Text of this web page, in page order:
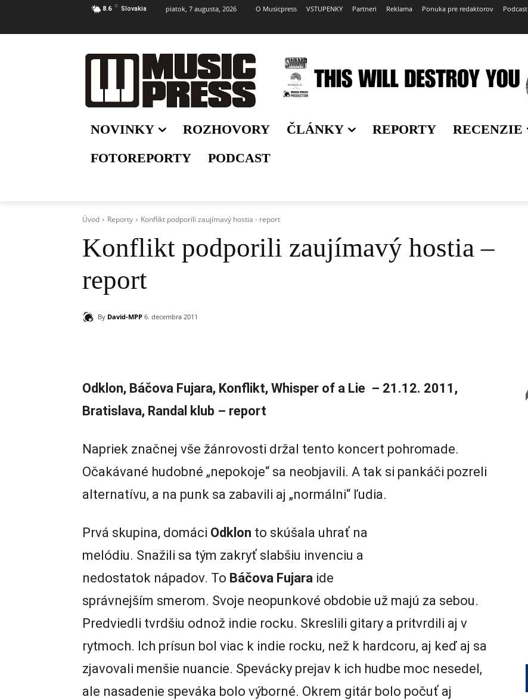
8.6 C Slovakia piatok, 7 augusta, 2026 O Musicpress VSTUPENKY Partneri Reklama Ponuka pre redaktorov Podcast
NOVINKY ROZHOVORY ČLÁNKY REPORTY RECENZIE
FOTOREPORTY
PODCAST
Úvod Reporty Konflikt podporili zaujímavý hostia - report
Konflikt podporili zaujímavý hostia –
report
By David-MPP 6. decembra 2011
Odklon, Báčova Fujara, Konflikt, Whisper of a Lie – 21.12. 2011,
Bratislava, Randal klub – report
Napriek značnej vše žánrovosti držal tento koncert pohromade.
Očakávané hudobné „nepokoje“ sa neobjavili. A tak si pankáči pozreli
alternatívu, a na punk sa zabavili aj „normálni“ ľudia.
Prvá skupina, domáci Odklon to skúšala uhrať na
melódiu. Snažili sa tým zakryť slabšiu invenciu a
nedostatok nápadov. To Báčova Fujara ide
správnejším smerom. Svoje neopunkové obdobie už majú za sebou.
Predviedli tvrdšiu odnož indie rocku. Skreslili gitary a pritvrdili aj v
rytmoch. Ich prísun bol viac k indie rocku, než k hardcoru, aj keď aj sa
zjavovali menšie nuancie. Spevácky prejav k ich hudbe moc nesedel,
ale nasadenie speváka bolo výborné. Okrem gitár bolo počuť aj